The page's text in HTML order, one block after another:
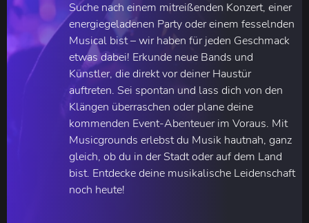
Suche nach einem mitreißenden Konzert, einer
energiegeladenen Party oder einem fesselnden
Musical bist – wir haben für jeden Geschmack
etwas dabei! Erkunde neue Bands und
Künstler, die direkt vor deiner Haustür
auftreten. Sei spontan und lass dich von den
Klängen überraschen oder plane deine
kommenden Event-Abenteuer im Voraus. Mit
Musicgrounds erlebst du Musik hautnah, ganz
gleich, ob du in der Stadt oder auf dem Land
bist. Entdecke deine musikalische Leidenschaft
noch heute!